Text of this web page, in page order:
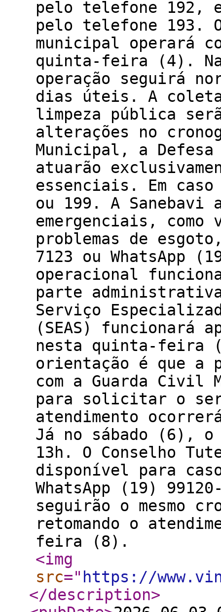
pelo telefone 192,
pelo telefone 193.
municipal operará
quinta-feira (4).
operação seguirá
dias úteis. A
limpeza pública
alterações no
Municipal, a
atuarão
essenciais. Em
ou 199. A Sanebavi
emergenciais, como
problemas de
7123 ou WhatsApp
operacional
parte administrativa
Serviço
(SEAS) funcionará
nesta quinta-feira
orientação é que a
com a Guarda Civil
para solicitar o
atendimento
Já no sábado (6), o
13h. O Conselho
disponível para
WhatsApp (19)
seguirão o mesmo
retomando o
feira (8).
<img
src=" https://
</description>